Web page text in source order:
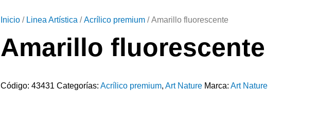
Inicio / Linea Artística /Acrílico premium / Amarillo fluorescente
Amarillo fluorescente
Código: 43431 Categorías: Acrílico premium, Art Nature Marca: Art Nature